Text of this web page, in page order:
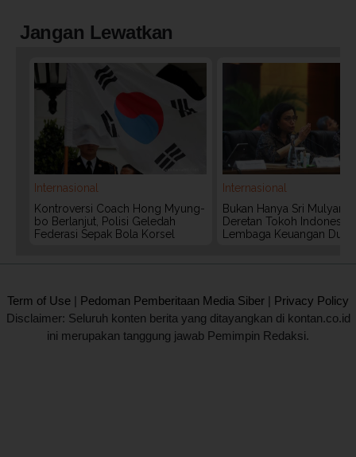
Jangan Lewatkan
Internasional
Kontroversi Coach Hong Myung-
bo Berlanjut, Polisi Geledah
Federasi Sepak Bola Korsel
Internasional
Bukan Hanya Sri Mulyani,
Deretan Tokoh Indonesia
Lembaga Keuangan Dunia
Term of Use | Pedoman Pemberitaan Media Siber | Privacy Policy
Disclaimer: Seluruh konten berita yang ditayangkan di kontan.co.id
ini merupakan tanggung jawab Pemimpin Redaksi.